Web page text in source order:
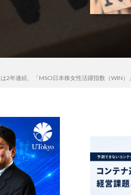
2年連続、「MSCI日本株女性活躍指数（WIN